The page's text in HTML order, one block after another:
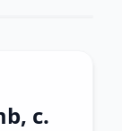
c.